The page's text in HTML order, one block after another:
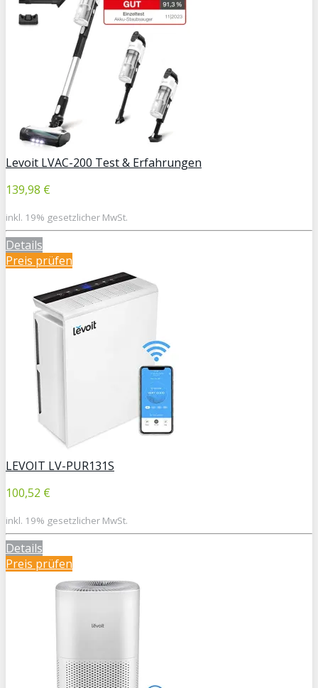
Levoit LVAC-200 Test & Erfahrungen
139,98 €
inkl. 19% gesetzlicher MwSt.
Details
Preis prüfen
LEVOIT LV-PUR131S
100,52 €
inkl. 19% gesetzlicher MwSt.
Details
Preis prüfen